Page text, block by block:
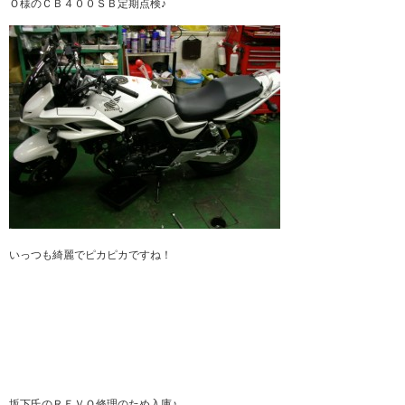
Ｏ様のＣＢ４００ＳＢ定期点検♪
いっつも綺麗でピカピカですね！